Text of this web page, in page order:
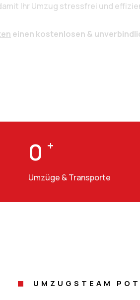
Ihr Umzug stressfrei und
einen kostenlosen &
0 +
Umzüge & Transporte
UMZUGSTEAM